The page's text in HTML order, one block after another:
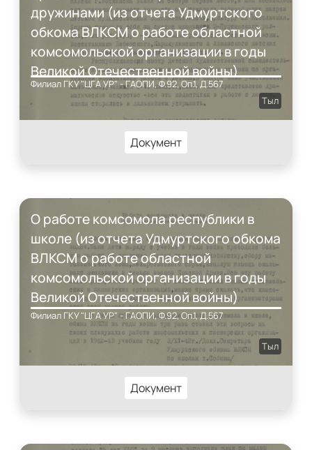
дружинами (из отчета Удмуртского
обкома ВЛКСМ о работе областной
комсомольской организации в годы
Великой Отечественной войны)
Филиал ГКУ "ЦГА УР" - ГАОПИ, Ф.92, Оп.1, Д.567
Тыл
Документ
О работе комсомола республики в
школе (из отчета Удмуртского обкома
ВЛКСМ о работе областной
комсомольской организации в годы
Великой Отечественной войны)
Филиал ГКУ "ЦГА УР" - ГАОПИ, Ф.92, Оп.1, Д.567
Тыл
Документ